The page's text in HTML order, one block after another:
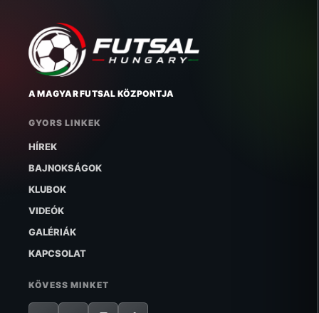
A MAGYAR FUTSAL KÖZPONTJA
GYORS LINKEK
HÍREK
BAJNOKSÁGOK
KLUBOK
VIDEÓK
GALÉRIÁK
KAPCSOLAT
KÖVESS MINKET